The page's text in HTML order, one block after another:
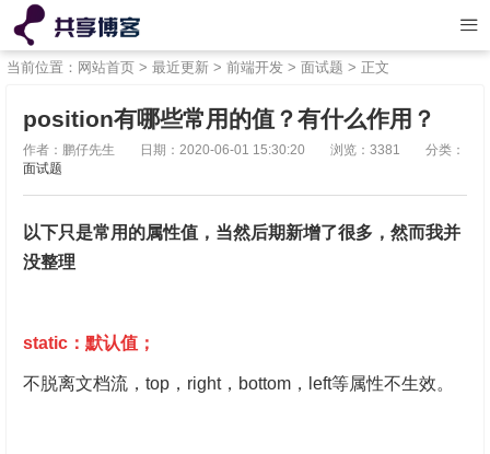
当前位置： 网站首页 > 最近更新 > 前端开发 > 面试题 > 正文
position有哪些常用的值？有什么作用？
作者：鹏仔先生 日期：2020-06-01 15:30:20 浏览：3381
分类：
面试题
以下只是常用的属性值，当然后期新增了很多，然而我并
没整理
static：默认值；
不脱离文档流，top，right，bottom，left等属性不生效。